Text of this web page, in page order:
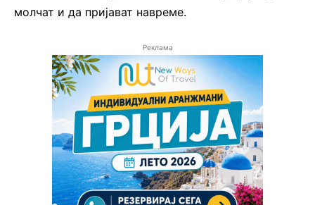
молчат и да пријават навреме.
Реклама